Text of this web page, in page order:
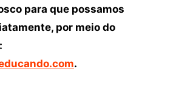
para que possamos
por meio do
.